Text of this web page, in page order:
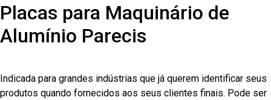
Placas para Maquinário de
Alumínio Parecis
Indicada para grandes indústrias que já querem identificar seus
produtos quando fornecidos aos seus clientes finais. Pode ser